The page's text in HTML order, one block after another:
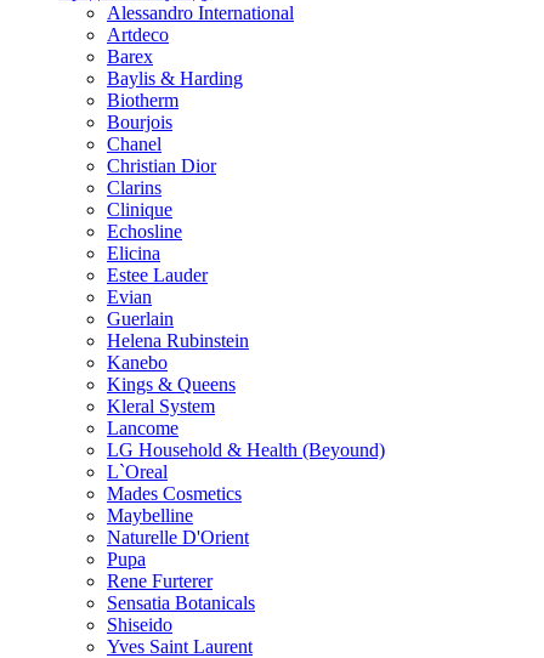
Alessandro International
Artdeco
Barex
Baylis & Harding
Biotherm
Bourjois
Chanel
Christian Dior
Clarins
Clinique
Echosline
Elicina
Estee Lauder
Evian
Guerlain
Helena Rubinstein
Kanebo
Kings & Queens
Kleral System
Lancome
LG Household & Health (Beyound)
L`Oreal
Mades Cosmetics
Maybelline
Naturelle D'Orient
Pupa
Rene Furterer
Sensatia Botanicals
Shiseido
Yves Saint Laurent